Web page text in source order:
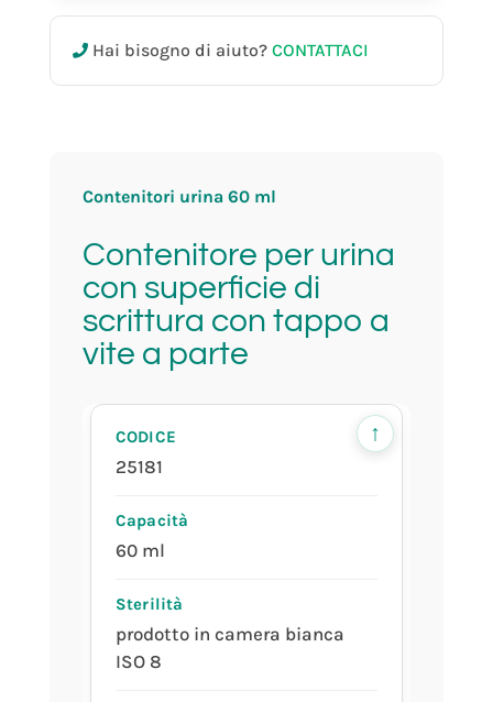
Hai bisogno di aiuto? CONTATTACI
Contenitori urina 60 ml
Contenitore per urina
con superficie di
scrittura con tappo a
vite a parte
sfusa
tappo bianco
25181
60 ml
prodotto in camera bianca
ISO 8
↑